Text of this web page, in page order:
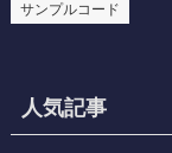
サンプルコード
人気記事